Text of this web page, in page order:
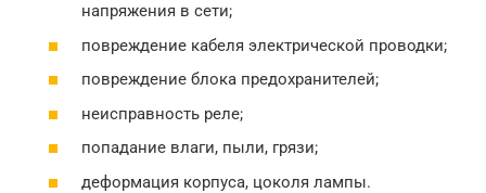
напряжения в сети;
повреждение кабеля электрической проводки;
повреждение блока предохранителей;
неисправность реле;
попадание влаги, пыли, грязи;
деформация корпуса, цоколя лампы.